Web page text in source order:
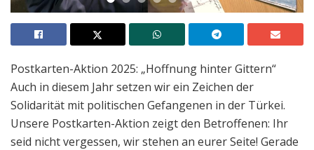
Postkarten-Aktion 2025: „Hoffnung hinter Gittern“
Auch in diesem Jahr setzen wir ein Zeichen der
Solidarität mit politischen Gefangenen in der Türkei.
Unsere Postkarten-Aktion zeigt den Betroffenen: Ihr
seid nicht vergessen, wir stehen an eurer Seite! Gerade